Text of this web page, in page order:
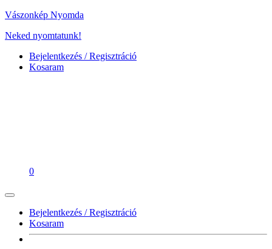
Vászonkép Nyomda
Neked nyomtatunk!
Bejelentkezés / Regisztráció
Kosaram
0
Bejelentkezés / Regisztráció
Kosaram